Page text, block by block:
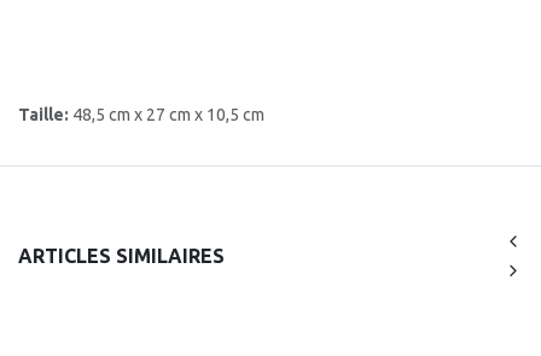
Taille: 48,5 cm x 27 cm x 10,5 cm
ARTICLES SIMILAIRES